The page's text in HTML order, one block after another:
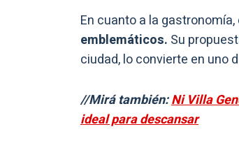
En cuanto a la gastronomía,
emblemáticos. Su
ciudad, lo convierte en uno
//Mirá también:Ni Villa
ideal para descansar